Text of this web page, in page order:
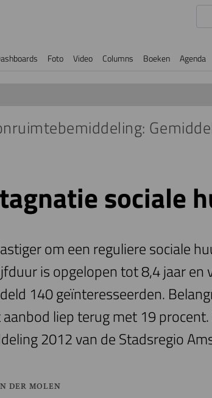
Foto Video Columns Boeken Agenda
sociale
om een reguliere sociale
is opgelopen tot 8,4 jaar
140 geïnteresseerden.
liep terug met 19
2012 van de Stadsregio
DER MOLEN